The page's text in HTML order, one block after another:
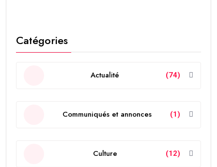
Catégories
Actualité (74)
Communiqués et annonces (1)
Culture (12)